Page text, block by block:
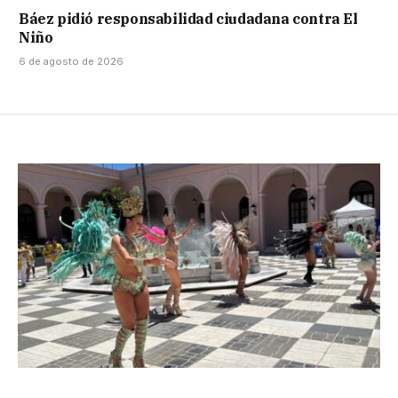
Báez pidió responsabilidad ciudadana contra El
Niño
6 de agosto de 2026